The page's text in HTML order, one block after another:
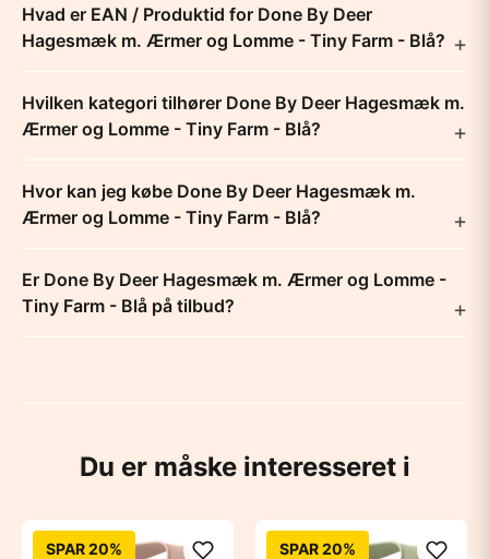
Hvad er EAN / Produktid for Done By Deer
Hagesmæk m. Ærmer og Lomme - Tiny Farm - Blå?
Hvilken kategori tilhører Done By Deer Hagesmæk m.
Ærmer og Lomme - Tiny Farm - Blå?
Hvor kan jeg købe Done By Deer Hagesmæk m.
Ærmer og Lomme - Tiny Farm - Blå?
Er Done By Deer Hagesmæk m. Ærmer og Lomme -
Tiny Farm - Blå på tilbud?
Du er måske interesseret i
SPAR 20% SPAR 20%